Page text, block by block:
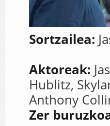
Sortzailea:
Aktoreak:
Hublitz,
Anthony
Zer